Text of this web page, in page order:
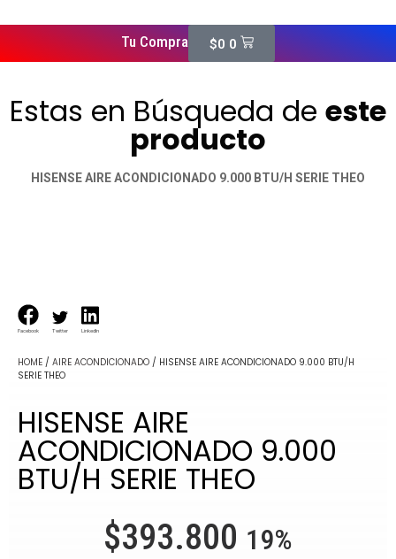
Tu Compra $0 0
Estas en Búsqueda de este
producto
HISENSE AIRE ACONDICIONADO 9.000 BTU/H SERIE THEO
Facebook Twitter LinkedIn
HOME / AIRE ACONDICIONADO / HISENSE AIRE ACONDICIONADO 9.000 BTU/H
SERIE THEO
HISENSE AIRE
ACONDICIONADO 9.000
BTU/H SERIE THEO
$393.800 19%